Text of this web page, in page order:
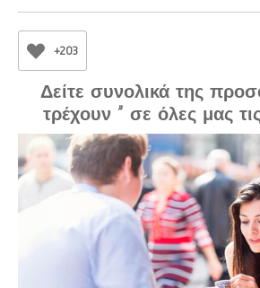
+203
Δείτε συνολικά της
τρέχουν ” σε όλες μας